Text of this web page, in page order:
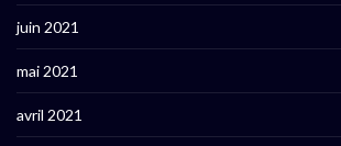
juin 2021
mai 2021
avril 2021